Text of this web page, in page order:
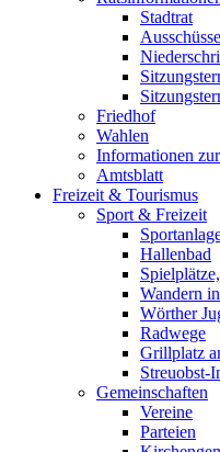
Stadtrat
Ausschüsse
Friedhof
Wahlen
Informationen
Amtsblatt
Freizeit & Tourismus
Sport & Freizeit
Hallenbad
Wandern
Wörther
Radwege
Grillplatz
Streuobst-
Gemeinschaften
Vereine
Parteien